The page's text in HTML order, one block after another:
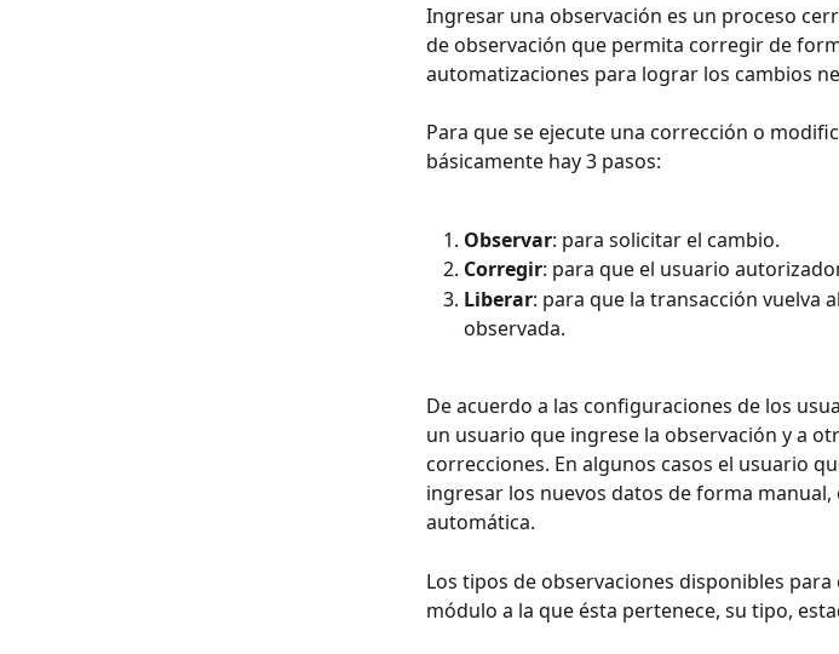
Ingresar una observación es un proceso
de observación que permita corregir de
automatizaciones para lograr los cambios
Para que se ejecute una corrección o
básicamente hay 3 pasos:
Observar: para solicitar el cambio.
Corregir: para que el usuario
Liberar: para que la transacción vuelva
observada.
De acuerdo a las configuraciones de los
un usuario que ingrese la observación y a
correcciones. En algunos casos el usuario
ingresar los nuevos datos de forma
automática.
Los tipos de observaciones disponibles
módulo a la que ésta pertenece, su tipo,